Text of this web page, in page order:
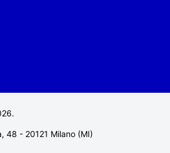
48 - 20121 Milano (MI)